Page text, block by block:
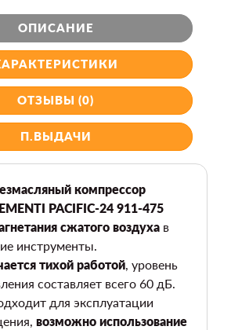
ОПИСАНИЕ
ОТЗЫВЫ (0)
П.ВЫДАЧИ
компрессор
PACIFIC-24 911-475
сжатого воздуха в
инструменты.
тихой работой, уровень
составляет всего 60 дБ.
для эксплуатации
возможно использование